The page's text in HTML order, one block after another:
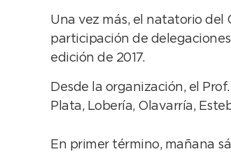
Una vez más, el natatorio del
participación de
edición de 2017.
Desde la organización, el
Plata, Lobería, Olavarría,
En primer término, mañana